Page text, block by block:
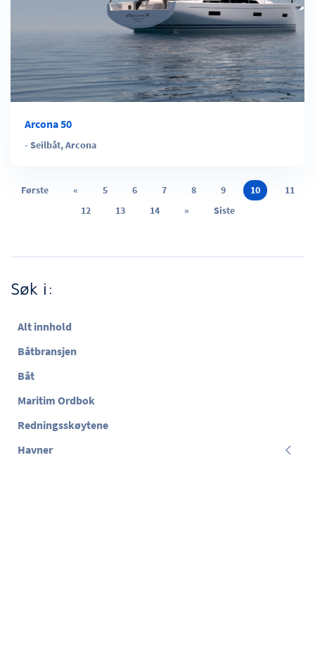
Arcona 50
- Seilbåt,Arcona
Første « 5 6 7 8 9 10
11
12
13 14 » Siste
Søk i:
Alt innhold
Båtbransjen
Båt
Maritim Ordbok
Redningsskøytene
Havner